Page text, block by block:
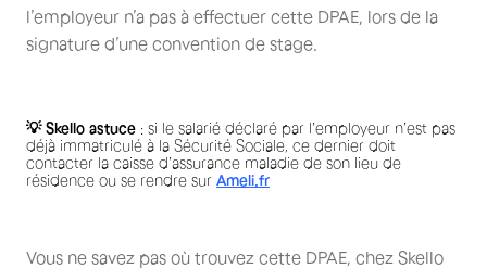
l’employeur n’a pas à effectuer cette DPAE, lors de la
signature d’une convention de stage.
💡 Skello astuce : si le salarié déclaré par l’employeur n’est pas
déjà immatriculé à la Sécurité Sociale, ce dernier doit
contacter la caisse d’assurance maladie de son lieu de
résidence ou se rendre sur Ameli.fr
Vous ne savez pas où trouvez cette DPAE, chez Skello